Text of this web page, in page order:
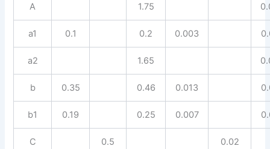
A 1.75
a1 0.1 0.2 0.003
a2 1.65
b 0.35 0.46 0.013
b1 0.19 0.25 0.007
C 0.5 0.02